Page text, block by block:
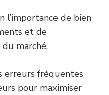
l’importance de bien
et de
marché.
erreurs fréquentes
pour maximiser